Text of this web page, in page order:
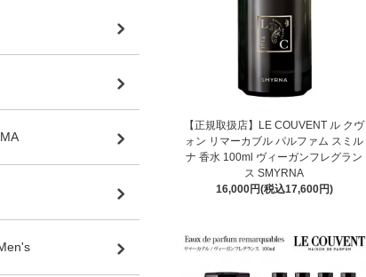
【正規取扱店】LE COUVENT ル クヴ
ォン リマーカブル パルファム スミル
ナ 香水 100ml ヴィーガンフレグラン
ス SMYRNA
16,000円(税込17,600円)